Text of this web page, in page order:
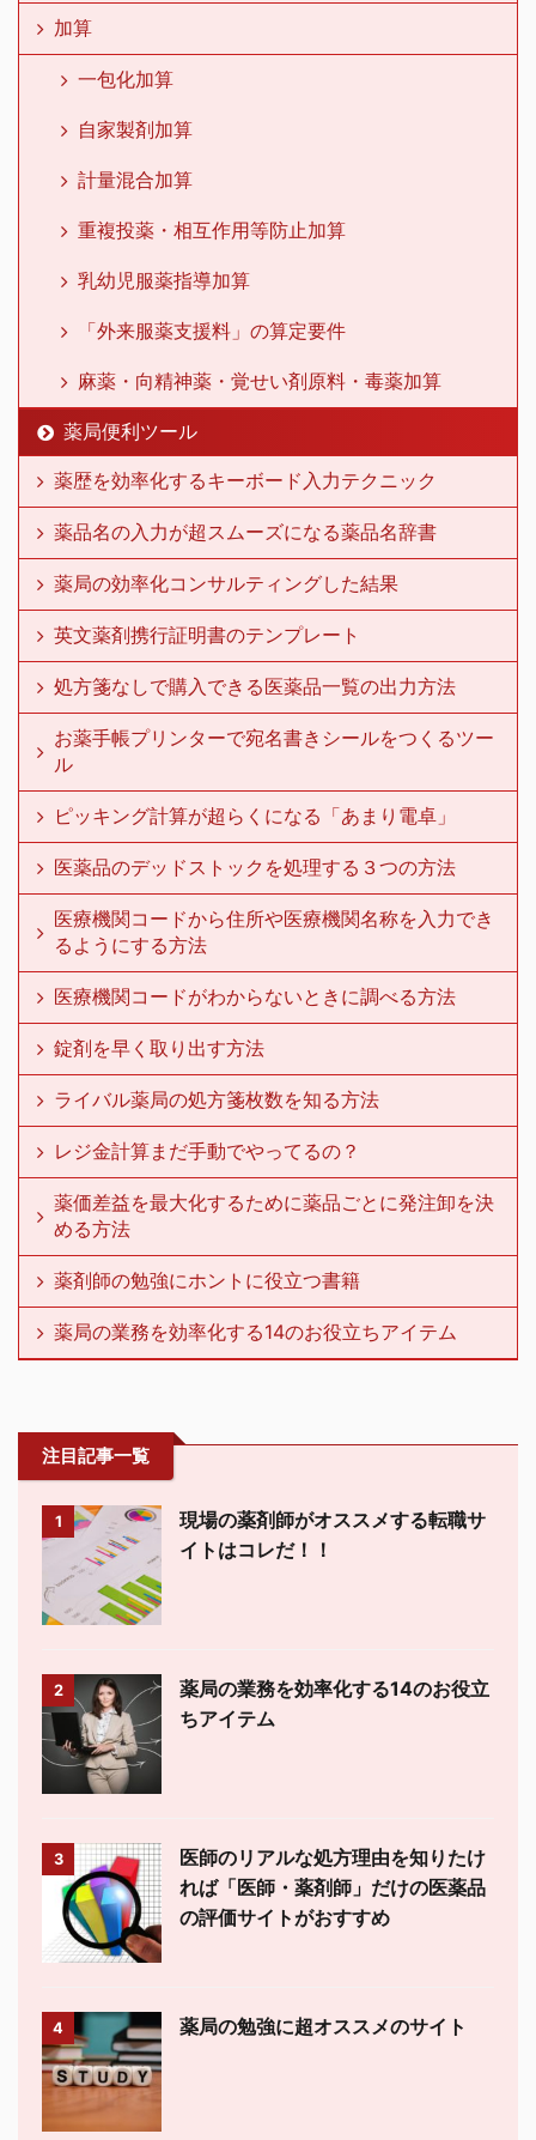
加算
一包化加算
自家製剤加算
計量混合加算
重複投薬・相互作用等防止加算
乳幼児服薬指導加算
「外来服薬支援料」の算定要件
麻薬・向精神薬・覚せい剤原料・毒薬加算
薬局便利ツール
薬歴を効率化するキーボード入力テクニック
薬品名の入力が超スムーズになる薬品名辞書
薬局の効率化コンサルティングした結果
英文薬剤携行証明書のテンプレート
処方箋なしで購入できる医薬品一覧の出力方法
お薬手帳プリンターで宛名書きシールをつくるツー
ル
ピッキング計算が超らくになる「あまり電卓」
医薬品のデッドストックを処理する３つの方法
医療機関コードから住所や医療機関名称を入力でき
るようにする方法
医療機関コードがわからないときに調べる方法
錠剤を早く取り出す方法
ライバル薬局の処方箋枚数を知る方法
レジ金計算まだ手動でやってるの？
薬価差益を最大化するために薬品ごとに発注卸を決
める方法
薬剤師の勉強にホントに役立つ書籍
薬局の業務を効率化する14のお役立ちアイテム
注目記事一覧
1
現場の薬剤師がオススメする転職サ
イトはコレだ！！
2
薬局の業務を効率化する14のお役立
ちアイテム
3
医師のリアルな処方理由を知りたけ
れば「医師・薬剤師」だけの医薬品
の評価サイトがおすすめ
4 薬局の勉強に超オススメのサイト